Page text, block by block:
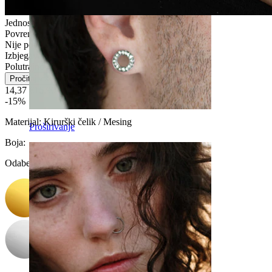
Proširivanje
Jednostavno za upotrebu
Povremeno nošenje
Nije pogodno za osjetljivu kožu
Izbjegavajte vodu
Polutrajno
Pročitaj više
14,37 €
16,90 €
-15%
Materijal:Kirurški čelik / Mesing
Boja:
Odaberite Boja